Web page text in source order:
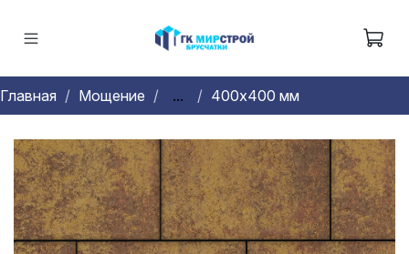
Главная Мощение ... 400х400 мм